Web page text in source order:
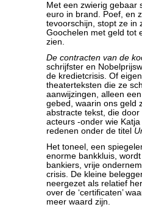
Met een zwierig gebaar
euro in brand. Poef, en
tevoorschijn, stopt ze in
Goochelen met geld tot
zien.
De contracten van de
schrijfster en
de kredietcrisis. Of
theaterteksten die ze
aanwijzingen, alleen
gebed, waarin ons geld
abstracte tekst, die
acteurs -onder wie
redenen onder de titel
Het toneel, een
enorme bankkluis,
bankiers, vrije
crisis. De kleine
neergezet als relatief
over de ‘certificaten’
meer waard zijn.